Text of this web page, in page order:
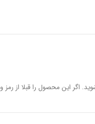
اگر این محصول را قبلا از